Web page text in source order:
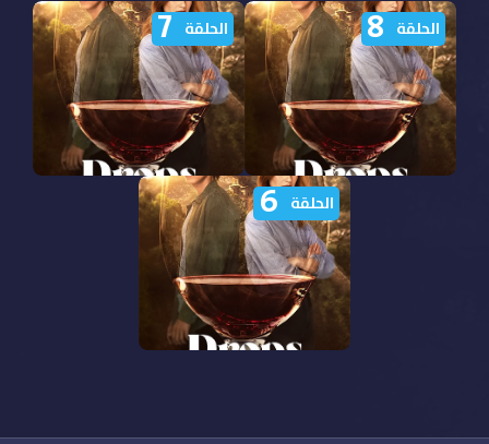
مشاهدة مسلسل Drops of
God الموسم الثاني الحلقة
الحلقة 8
God الموسم الثاني الحلقة
7 مترجمة
الحلقة 7
الحلقة 6